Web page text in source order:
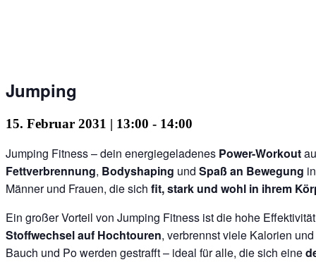
Jumping
15. Februar 2031 | 13:00 - 14:00
Jumping Fitness – dein energiegeladenes Power-Workout
Fettverbrennung, Bodyshaping und Spaß an Bewegung
Männer und Frauen, die sich fit, stark und wohl in ihrem
Ein großer Vorteil von Jumping Fitness ist die hohe
Stoffwechsel auf Hochtouren, verbrennst viele Kalorien
Bauch und Po werden gestrafft – ideal für alle, die sich eine